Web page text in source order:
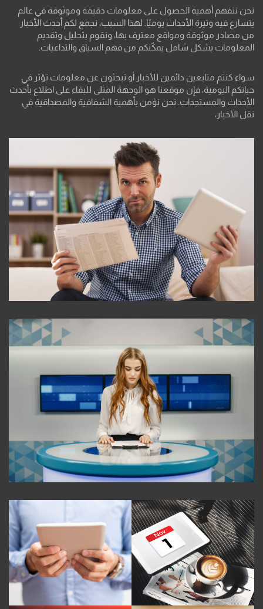
نحن نتفهم أهمية الحصول على معلومات دقيقة وموثوقة في عالم
يتسارع فيه وتيرة الأحداث يوميًا. لهذا السبب، نجمع لكم أحدث الأخبار
من مصادر موثوقة ومواقع معترف بها، ونقوم بتحليل وتقديم
المعلومات بشكل شامل يمكّنكم من فهم السياق والتداعيات.
سواء كنتم متابعين دائمين للأخبار أو تبحثون عن معلومات تؤثر في
حياتكم اليومية، فإن موقعنا هو الوجهة المثلى للبقاء على اطلاع بأحدث
الأحداث والمستجدات. نحن نؤمن بأهمية الشفافية والمصداقية في
نقل الأخبار،